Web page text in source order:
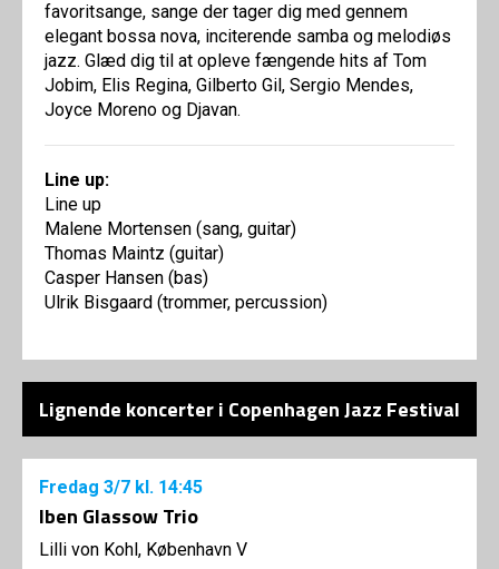
favoritsange, sange der tager dig med gennem
elegant bossa nova, inciterende samba og melodiøs
jazz. Glæd dig til at opleve fængende hits af Tom
Jobim, Elis Regina, Gilberto Gil, Sergio Mendes,
Joyce Moreno og Djavan.
Line up:
Line up
Malene Mortensen (sang, guitar)
Thomas Maintz (guitar)
Casper Hansen (bas)
Ulrik Bisgaard (trommer, percussion)
Lignende koncerter i Copenhagen Jazz Festival
Fredag 3/7 kl. 14:45
Iben Glassow Trio
Lilli von Kohl, København V